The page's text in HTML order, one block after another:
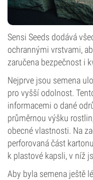
Sensi Seeds dodává
ochrannými vrstvami,
zaručena bezpečnost i
Nejprve jsou semena
pro vyšší odolnost.
informacemi o dané
průměrnou výšku
obecné vlastnosti. Na
perforovaná část
k plastové kapsli, v níž
Aby byla semena ještě